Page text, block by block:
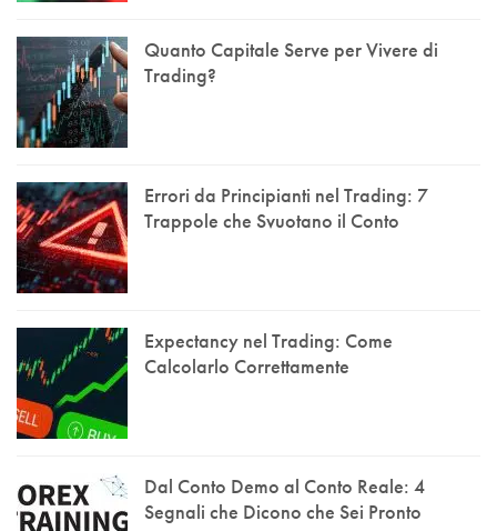
Quanto Capitale Serve per Vivere di
Trading?
Errori da Principianti nel Trading: 7
Trappole che Svuotano il Conto
Expectancy nel Trading: Come
Calcolarlo Correttamente
Dal Conto Demo al Conto Reale: 4
Segnali che Dicono che Sei Pronto